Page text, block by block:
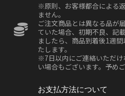
※原則、お客様都合による
ません。
ご注文商品とは異なる品が
ていた場合、初期不良、記
ましたら、商品到着後1週
たします。
※7日以内にご連絡いただ
い場合もございます。予め
お支払方法について